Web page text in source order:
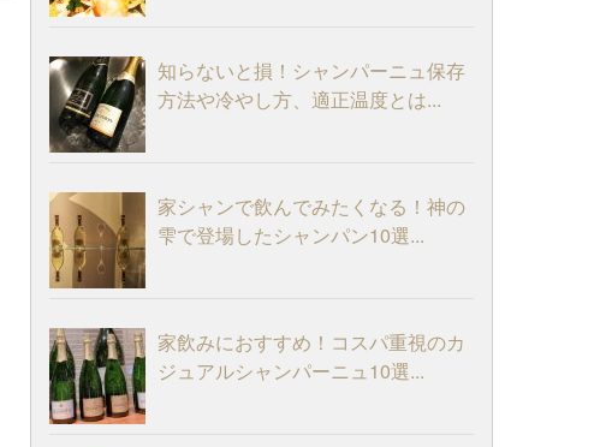
知らないと損！シャンパーニュ保存
方法や冷やし方、適正温度とは...
家シャンで飲んでみたくなる！神の
雫で登場したシャンパン10選...
家飲みにおすすめ！コスパ重視のカ
ジュアルシャンパーニュ10選...